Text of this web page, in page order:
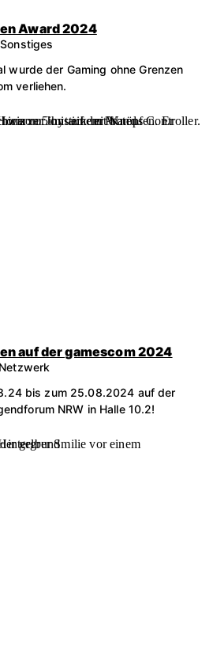
Award 2024
wurde der Gaming ohne Grenzen
verliehen.
auf der gamescom 2024
bis zum 25.08.2024 auf der
NRW in Halle 10.2!